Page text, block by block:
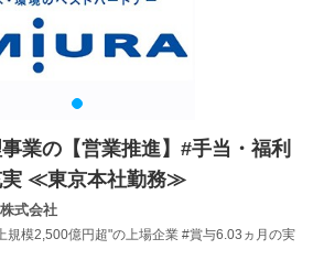
業の【営業推進】#手当・福利
実 ≪東京本社勤務≫
式会社
規模2,500億円超"の上場企業 #賞与6.03ヵ月の実